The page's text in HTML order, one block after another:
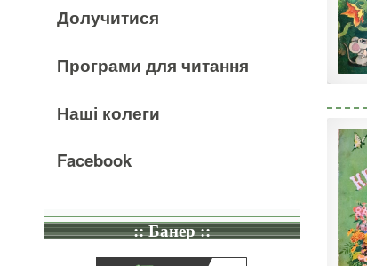
Долучитися
Програми для читання
Наші колеги
Facebook
:: Банер ::